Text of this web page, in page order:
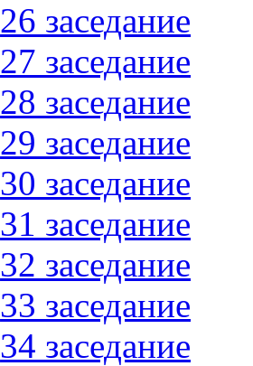
26 заседание
27 заседание
28 заседание
29 заседание
30 заседание
31 заседание
32 заседание
33 заседание
34 заседание